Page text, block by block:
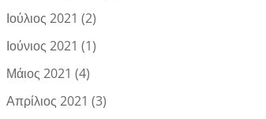
Ιούλιος 2021 (2)
Ιούνιος 2021 (1)
Μάιος 2021 (4)
Απρίλιος 2021 (3)